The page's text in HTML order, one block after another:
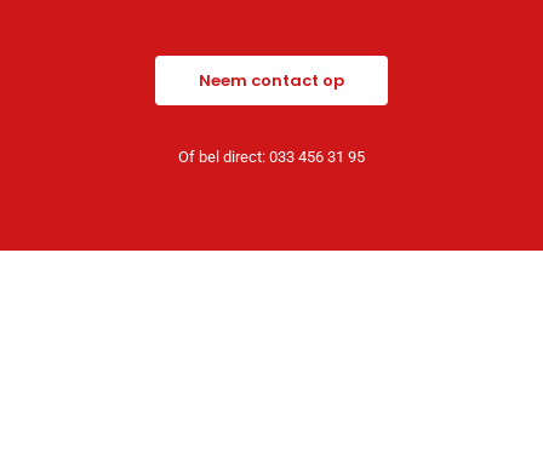
Neem contact op
Of bel direct: 033 456 31 95